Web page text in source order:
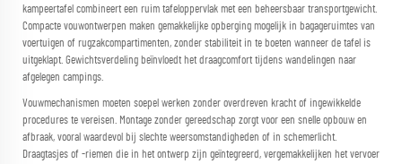
kampeertafel combineert een ruim tafeloppervlak met een beheersbaar transportgewicht.
Compacte vouwontwerpen maken gemakkelijke opberging mogelijk in bagageruimtes van
voertuigen of rugzakcompartimenten, zonder stabiliteit in te boeten wanneer de tafel is
uitgeklapt. Gewichtsverdeling beïnvloedt het draagcomfort tijdens wandelingen naar
afgelegen campings.
Vouwmechanismen moeten soepel werken zonder overdreven kracht of ingewikkelde
procedures te vereisen. Montage zonder gereedschap zorgt voor een snelle opbouw en
afbraak, vooral waardevol bij slechte weersomstandigheden of in schemerlicht.
Draagtasjes of -riemen die in het ontwerp zijn geïntegreerd, vergemakkelijken het vervoer